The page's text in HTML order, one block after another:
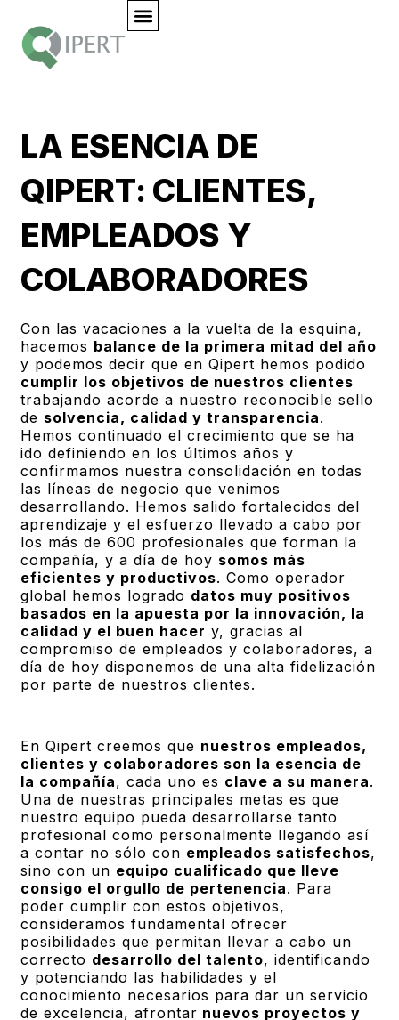
LA ESENCIA DE
QIPERT: CLIENTES,
EMPLEADOS Y
COLABORADORES
Con las vacaciones a la vuelta de la esquina,
hacemos balance de la primera mitad del año
y podemos decir que en Qipert hemos podido
cumplir los objetivos de nuestros clientes
trabajando acorde a nuestro reconocible sello
de solvencia, calidad y transparencia.
Hemos continuado el crecimiento que se ha
ido definiendo en los últimos años y
confirmamos nuestra consolidación en todas
las líneas de negocio que venimos
desarrollando. Hemos salido fortalecidos del
aprendizaje y el esfuerzo llevado a cabo por
los más de 600 profesionales que forman la
compañía, y a día de hoy somos más
eficientes y productivos. Como operador
global hemos logrado datos muy positivos
basados en la apuesta por la innovación, la
calidad y el buen hacer y, gracias al
compromiso de empleados y colaboradores, a
día de hoy disponemos de una alta fidelización
por parte de nuestros clientes.
En Qipert creemos que nuestros empleados,
clientes y colaboradores son la esencia de
la compañía, cada uno es clave a su manera.
Una de nuestras principales metas es que
nuestro equipo pueda desarrollarse tanto
profesional como personalmente llegando así
a contar no sólo con empleados satisfechos,
sino con un equipo cualificado que lleve
consigo el orgullo de pertenencia. Para
poder cumplir con estos objetivos,
consideramos fundamental ofrecer
posibilidades que permitan llevar a cabo un
correcto desarrollo del talento, identificando
y potenciando las habilidades y el
conocimiento necesarios para dar un servicio
de excelencia, afrontar nuevos proyectos y